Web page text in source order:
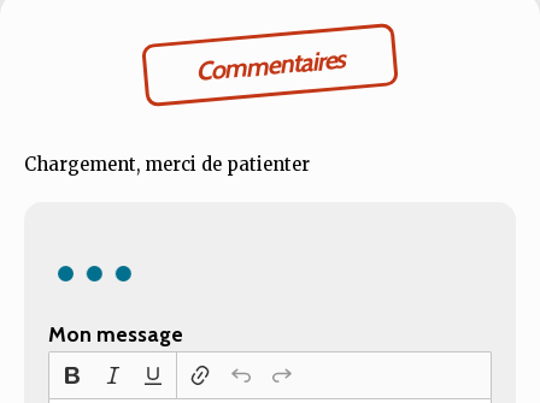
Commentaires
Chargement, merci de patienter
Mon message